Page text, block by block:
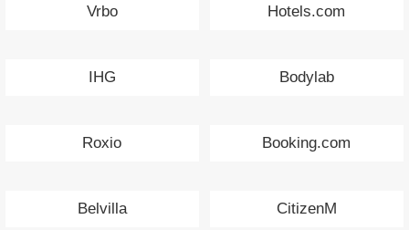
Vrbo Hotels.com
IHG Bodylab
Roxio Booking.com
Belvilla CitizenM